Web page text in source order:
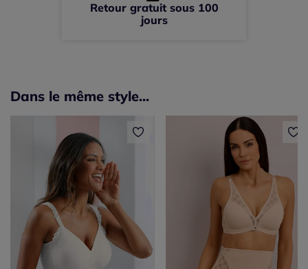
Retour gratuit sous 100
jours
Dans le même style...